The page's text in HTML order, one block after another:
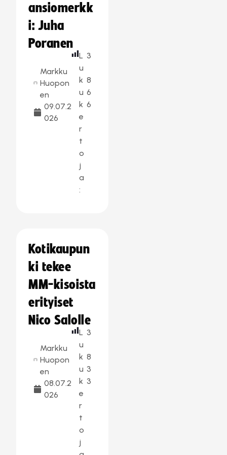
ansiomerkk
i: Juha
Poranen
Markku
Huopon
en
09.07.2
026
L
u
k
u
k
e
r
t
o
j
a
:
3
8
6
6
Kotikaupun
ki tekee
MM-kisoista
erityiset
Nico Salolle
Markku
Huopon
en
08.07.2
026
L
u
k
u
k
e
r
t
o
j
3
8
3
3